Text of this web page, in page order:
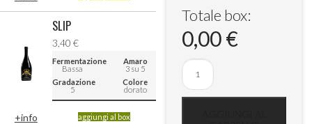
SLIP
3,40 €
Fermentazione
Bassa
Amaro
3 su 5
Gradazione
5
Colore
dorato
+info aggiungi al box
Totale box:
0,00 €
Box
33cl